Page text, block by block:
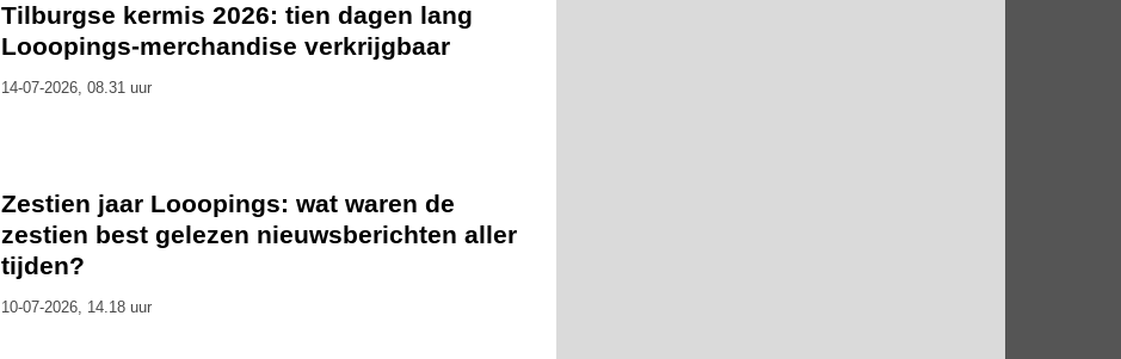
Tilburgse kermis 2026: tien dagen lang
Looopings-merchandise verkrijgbaar
14-07-2026, 08.31 uur
Zestien jaar Looopings: wat waren de
zestien best gelezen nieuwsberichten aller
tijden?
10-07-2026, 14.18 uur